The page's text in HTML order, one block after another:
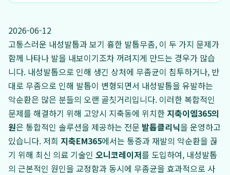
2026-06-12
고통스러운 내성발톱과 보기 흉한 발톱무좀, 이 두 가지 문제가
함께 나타나 발을 내보이기조차 꺼려지게 만드는 경우가 많습
니다. 내성발톱으로 인해 생긴 상처에 무좀균이 침투하거나, 반
대로 무좀으로 인해 발톱이 변형되면서 내성발톱을 유발하는
악순환은 많은 분들의 오랜 골칫거리입니다. 이러한 복합적인
문제를 해결하기 위해 고양시 지축동에 위치한 지축이엠365의
원은 통합적인 솔루션을 제공하는 전문 발톱클리닉을 운영하고
있습니다. 저희 지축EM365에서는 통증과 재발의 악순환을 끊
기 위해 최신 의료 기술인 오니코레이저를 도입하여, 내성발톱
의 근본적인 원인을 교정함과 동시에 무좀균을 효과적으로 사